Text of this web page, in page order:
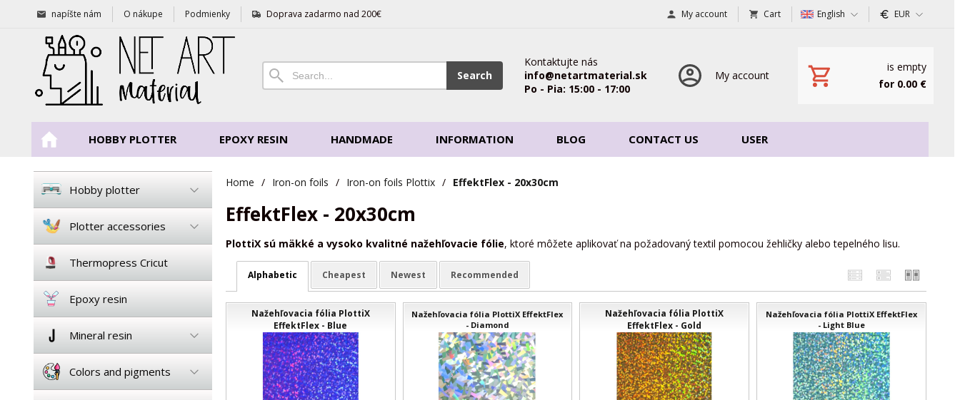
napíšte nám O nákupe Podmienky Doprava zadarmo nad 200€ My account Cart English EUR
Search
Kontaktujte nás
info@netartmaterial.sk
Po - Pia: 15:00 - 17:00
My account
is empty
for 0.00 €
HOBBY PLOTTER EPOXY RESIN HANDMADE INFORMATION BLOG CONTACT US USER
Hobby plotter
Plotter accessories
Thermopress Cricut
Epoxy resin
Mineral resin
Colors and pigments
Home / Iron-on foils / Iron-on foils Plottix / EffektFlex - 20x30cm
EffektFlex - 20x30cm
PlottiX sú mäkké a vysoko kvalitné nažehľovacie fólie, ktoré môžete aplikovať na požadovaný textil pomocou žehličky alebo tepelného lisu.
Alphabetic Cheapest Newest Recommended
Nažehľovacia fólia PlottiX
EffektFlex - Blue
Nažehľovacia fólia PlottiX EffektFlex
- Diamond
Nažehľovacia fólia PlottiX
EffektFlex - Gold
Nažehľovacia fólia PlottiX EffektFlex
- Light Blue